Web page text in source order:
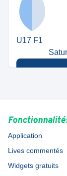
U17 F1
Application
Lives commentés
Widgets gratuits